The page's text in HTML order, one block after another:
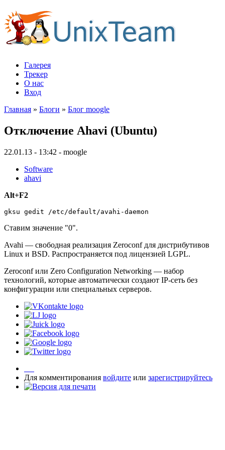
Галерея
Трекер
О нас
Вход
Главная » Блоги » Блог moogle
Отключение Ahavi (Ubuntu)
22.01.13 - 13:42 - moogle
Software
ahavi
Alt+F2
gksu gedit /etc /default /avahi-daemon
Ставим значение "0".
Avahi — свободная реализация Zeroconf для дистрибутивов
Linux и BSD. Распространяется под лицензией LGPL.
Zeroconf или Zero Configuration Networking — набор
технологий, которые автоматически создают IP-сеть без
конфигурации или специальных серверов.
Для комментирования войдите или зарегистрируйтесь